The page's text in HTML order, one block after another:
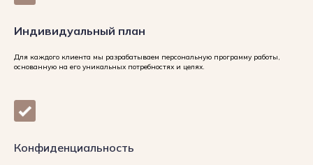
Индивидуальный план
Для каждого клиента мы разрабатываем персональную программу работы,
основанную на его уникальных потребностях и целях.
Конфиденциальность
Пак Леонид Федорович
Генеральный директор